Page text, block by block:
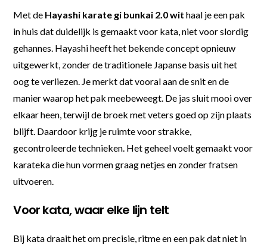
Met de Hayashi karate gi bunkai 2.0 wit haal je een pak
in huis dat duidelijk is gemaakt voor kata, niet voor slordig
gehannes. Hayashi heeft het bekende concept opnieuw
uitgewerkt, zonder de traditionele Japanse basis uit het
oog te verliezen. Je merkt dat vooral aan de snit en de
manier waarop het pak meebeweegt. De jas sluit mooi over
elkaar heen, terwijl de broek met veters goed op zijn plaats
blijft. Daardoor krijg je ruimte voor strakke,
gecontroleerde technieken. Het geheel voelt gemaakt voor
karateka die hun vormen graag netjes en zonder fratsen
uitvoeren.
Voor kata, waar elke lijn telt
Bij kata draait het om precisie, ritme en een pak dat niet in